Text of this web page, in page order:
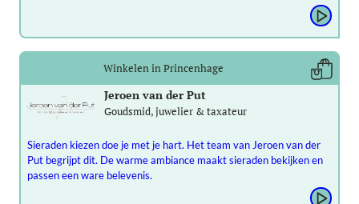
Winkelen in Princenhage
Jeroen van der Put
Goudsmid, juwelier & taxateur
Sieraden kiezen doe je met je hart. Het team van Jeroen van der
Put begrijpt dit. De warme ambiance maakt sieraden bekijken en
passen een ware belevenis.